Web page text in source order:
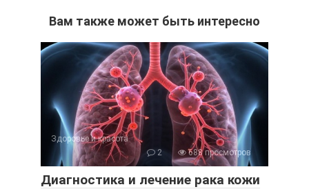
Вам также может быть интересно
Здоровье и красота
2
688 просмотров
Диагностика и лечение рака кожи